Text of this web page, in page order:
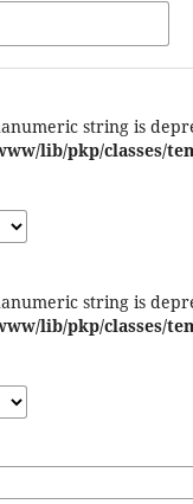
string is
lib/pkp/classes/
string is
lib/pkp/classes/